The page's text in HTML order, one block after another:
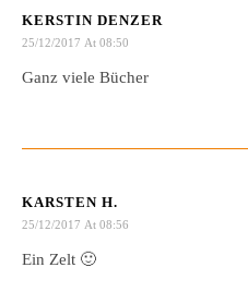
KERSTIN DENZER
25/12/2017 At 08:50
Ganz viele Bücher
KARSTEN H.
25/12/2017 At 08:56
Ein Zelt 🙂